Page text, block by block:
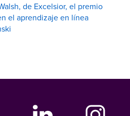
de Excelsior, el premio
el aprendizaje en línea